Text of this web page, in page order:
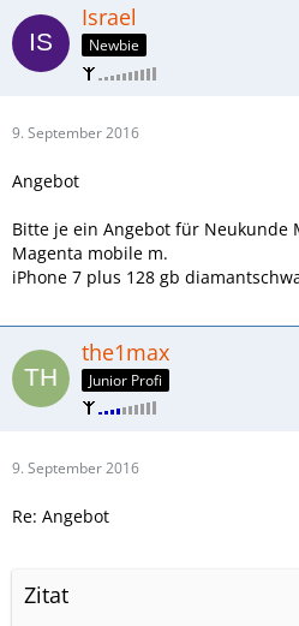
Israel
Newbie
9. September 2016
Angebot
Bitte je ein Angebot für Neukunde
Magenta mobile m.
iPhone 7 plus 128 gb
the1max
Junior Profi
9. September 2016
Re: Angebot
Zitat